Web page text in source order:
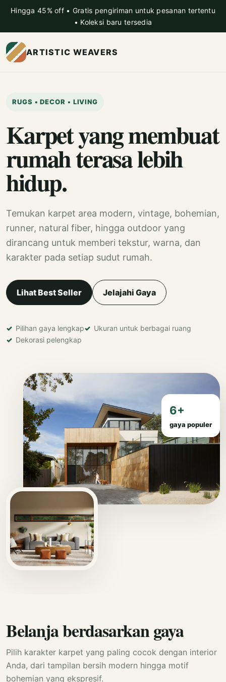
Hingga 45% off • Gratis pengiriman untuk pesanan tertentu
• Koleksi baru tersedia
ARTISTIC WEAVERS
RUGS • DECOR • LIVING
Karpet yang membuat
rumah terasa lebih
hidup.
Temukan karpet area modern, vintage, bohemian,
runner, natural fiber, hingga outdoor yang
dirancang untuk memberi tekstur, warna, dan
karakter pada setiap sudut rumah.
Lihat Best Seller Jelajahi Gaya
Pilihan gaya lengkap
Ukuran untuk berbagai ruang
Dekorasi pelengkap
6+
gaya populer
Belanja berdasarkan gaya
Pilih karakter karpet yang paling cocok dengan interior
Anda, dari tampilan bersih modern hingga motif
bohemian yang ekspresif.